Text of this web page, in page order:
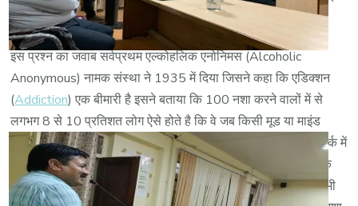
पीता है या वो मरने के लिए उतावला है, लेकिन ऐसा नहीं है।
इस प्रश्न का जवाब सर्वप्रथम एल्कोहलिक एनोनिमस (Alcoholic
Anonymous) नामक संस्था ने 1935 में दिया जिसने कहा कि एडिक्शन
(Addiction) एक बीमारी है इसने बताया कि 100 नशा करने वालों में से
लगभग 8 से 10 प्रतिशत लोग ऐसे होते है कि वे जब किसी मूड या माइंड
बदलने(अल्टर) करने वाले पदार्थ जैसे शराब, गांजा, अफीम या स्मैक के संपर्क में
आते है या कहे की उसको उपयोग करना शुरू करते है तो उनके शरीर में एक
एलर्जी होती है एलर्जी मतलब एक असामान्य प्रतिक्रिया, जो सामान्यतः सभी